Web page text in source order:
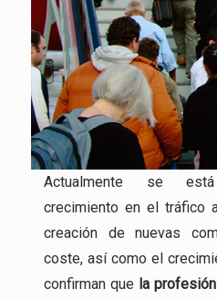
Actualmente se
crecimiento en el tráfico
creación de nuevas
coste, así como el
confirman que la profesión